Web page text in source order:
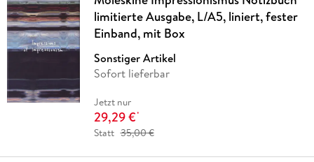
limitierte Ausgabe, L/A5, liniert, fester
Einband, mit Box
Sonstiger Artikel
Sofort lieferbar
Jetzt nur
29,29 €*
Statt 35,00 €